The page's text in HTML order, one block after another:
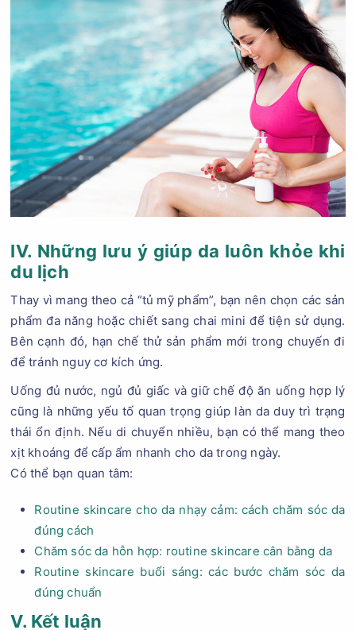
IV. Những lưu ý giúp da luôn khỏe khi
du lịch
Thay vì mang theo cả “tủ mỹ phẩm”, bạn nên chọn các sản
phẩm đa năng hoặc chiết sang chai mini để tiện sử dụng.
Bên cạnh đó, hạn chế thử sản phẩm mới trong chuyến đi
để tránh nguy cơ kích ứng.
Uống đủ nước, ngủ đủ giấc và giữ chế độ ăn uống hợp lý
cũng là những yếu tố quan trọng giúp làn da duy trì trạng
thái ổn định. Nếu di chuyển nhiều, bạn có thể mang theo
xịt khoáng để cấp ẩm nhanh cho da trong ngày.
Có thể bạn quan tâm:
Routine skincare cho da nhạy cảm: cách chăm sóc da
đúng cách
Chăm sóc da hỗn hợp: routine skincare cân bằng da
Routine skincare buổi sáng: các bước chăm sóc da
đúng chuẩn
V. Kết luận